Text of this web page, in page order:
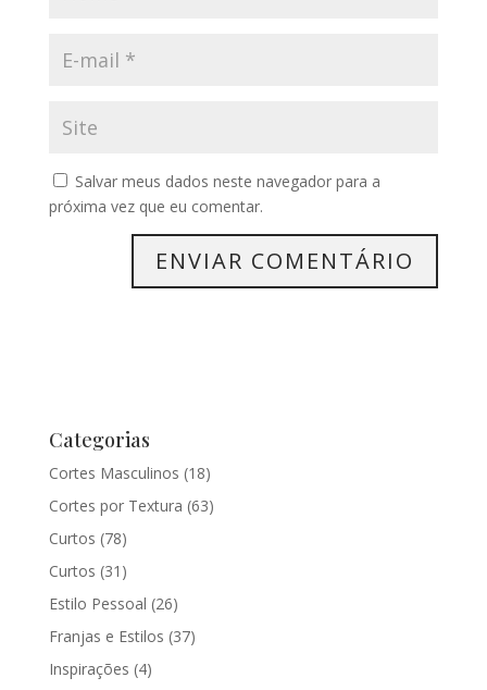
Salvar meus dados neste navegador para a
próxima vez que eu comentar.
Categorias
Cortes Masculinos (18)
Cortes por Textura (63)
Curtos (78)
Curtos (31)
Estilo Pessoal (26)
Franjas e Estilos (37)
Inspirações (4)